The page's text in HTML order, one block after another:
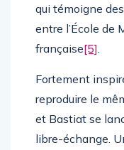
qui témoigne
entre l’École de
française[5]
Fortement
reproduire le
et Bastiat se
libre-échange.